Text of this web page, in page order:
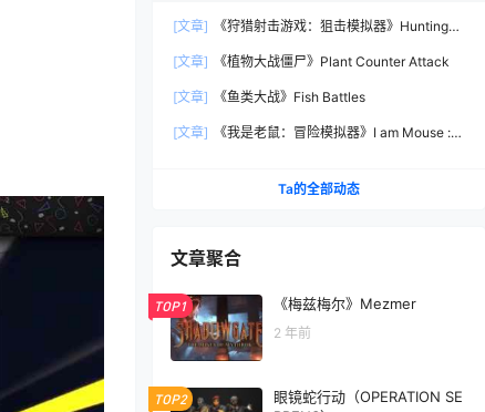
[文章]
《狩猎射击游戏：狙击模拟器》Hunting
[文章]
《植物大战僵尸》Plant Counter Attack
[文章] 《鱼类大战》Fish Battles
[文章]
《我是老鼠：冒险模拟器》I am Mouse :
Ta的全部动态
文章聚合
TOP1 《梅兹梅尔》Mezmer
2 年前
TOP2
眼镜蛇行动（OPERATION SE